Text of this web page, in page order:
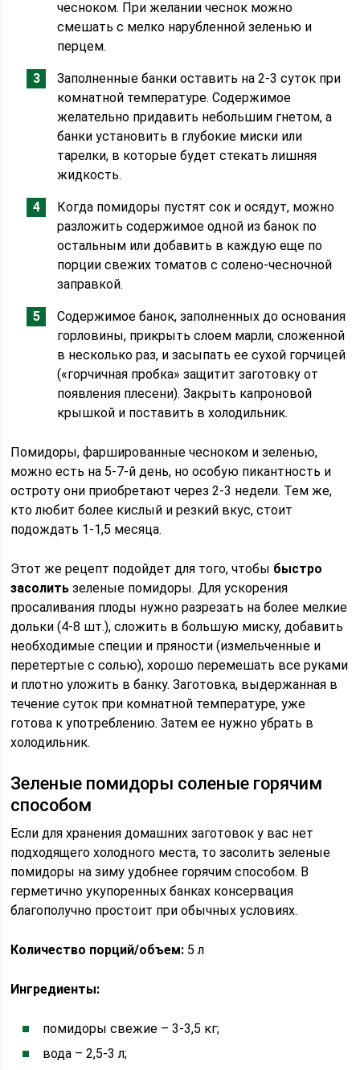
чесноком. При желании чеснок можно
смешать с мелко нарубленной зеленью и
перцем.
Заполненные банки оставить на 2-3 суток при
комнатной температуре. Содержимое
желательно придавить небольшим гнетом, а
банки установить в глубокие миски или
тарелки, в которые будет стекать лишняя
жидкость.
Когда помидоры пустят сок и осядут, можно
разложить содержимое одной из банок по
остальным или добавить в каждую еще по
порции свежих томатов с солено-чесночной
заправкой.
Содержимое банок, заполненных до основания
горловины, прикрыть слоем марли, сложенной
в несколько раз, и засыпать ее сухой горчицей
(«горчичная пробка» защитит заготовку от
появления плесени). Закрыть капроновой
крышкой и поставить в холодильник.
Помидоры, фаршированные чесноком и зеленью,
можно есть на 5-7-й день, но особую пикантность и
остроту они приобретают через 2-3 недели. Тем же,
кто любит более кислый и резкий вкус, стоит
подождать 1-1,5 месяца.
Этот же рецепт подойдет для того, чтобы быстро
засолить зеленые помидоры. Для ускорения
просаливания плоды нужно разрезать на более мелкие
дольки (4-8 шт.), сложить в большую миску, добавить
необходимые специи и пряности (измельченные и
перетертые с солью), хорошо перемешать все руками
и плотно уложить в банку. Заготовка, выдержанная в
течение суток при комнатной температуре, уже
готова к употреблению. Затем ее нужно убрать в
холодильник.
Зеленые помидоры соленые горячим
способом
Если для хранения домашних заготовок у вас нет
подходящего холодного места, то засолить зеленые
помидоры на зиму удобнее горячим способом. В
герметично укупоренных банках консервация
благополучно простоит при обычных условиях.
Количество порций/объем: 5 л
Ингредиенты:
помидоры свежие – 3-3,5 кг;
вода – 2,5-3 л;